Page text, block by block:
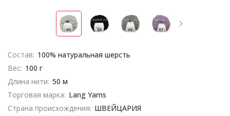
Состав: 100% натуральная шерсть
Вес: 100 г
Длина нити: 50 м
Торговая марка: Lang Yarns
Страна происхождения: ШВЕЙЦАРИЯ